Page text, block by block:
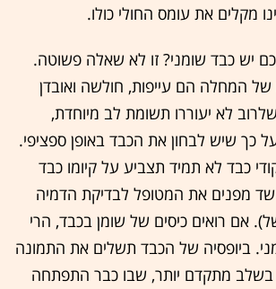
מקלים את עומס החולי כולו.
יש כבד שומני? זו לא שאלה פשוטה.
של המחלה הם עייפות, חולשה ואובדן
לא יעוררו תשומת לב מיוחדת,
על כך שיש לבחון את הכבד באופן ספציפי.
כבד לא תמיד תצביע על קיומו כבד
מפנים את המטופל לבדיקת הדמיה
אם רואים כיסים של שומן בכבד, הרי
ביופסיה של הכבד תשלים את התמונה
בשלב מתקדם יותר, שבו כבר התפתחה